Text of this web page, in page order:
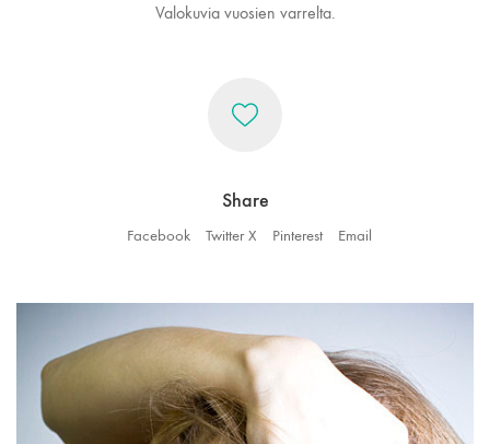
Valokuvia vuosien varrelta.
Share
Facebook Twitter X Pinterest Email